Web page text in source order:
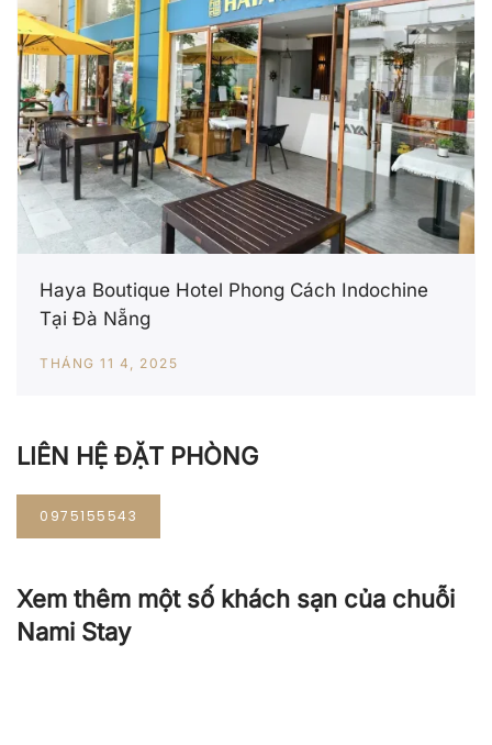
Haya Boutique Hotel Phong Cách Indochine
Tại Đà Nẵng
THÁNG 11 4, 2025
LIÊN HỆ ĐẶT PHÒNG
0975155543
Xem thêm một số khách sạn của chuỗi
Nami Stay